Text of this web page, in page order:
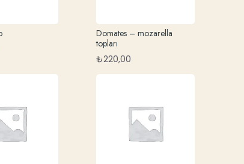
Domates – mozarella
topları
₺220,00